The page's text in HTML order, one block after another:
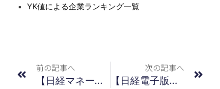
YK値による企業ランキング一覧
前の記事へ
【日経マネー】記事掲載のおしらせ 2022年5月号
次の記事へ
【日経電子版】連載記事のご紹介（2022年4月12日）